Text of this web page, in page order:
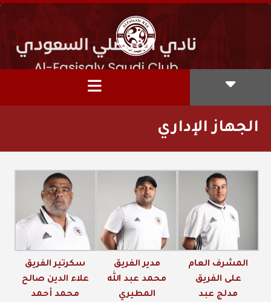
الجهاز الإداري
المشرف العام
على الفريق
مدلج عبد
مدير الفريق
محمد عبد الله
المطيري
سكرتير الفريق
علاء الدين صالح
محمد أحمد